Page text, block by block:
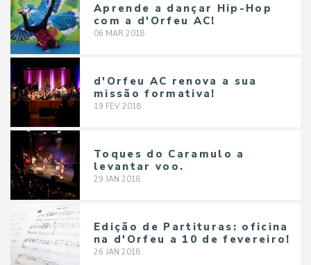
Aprende a dançar Hip-Hop
com a d'Orfeu AC!
06 MAR 2018
d'Orfeu AC renova a sua
missão formativa!
19 FEV 2018
Toques do Caramulo a
levantar voo.
29 JAN 2018
Edição de Partituras: oficina
na d'Orfeu a 10 de fevereiro!
26 JAN 2018